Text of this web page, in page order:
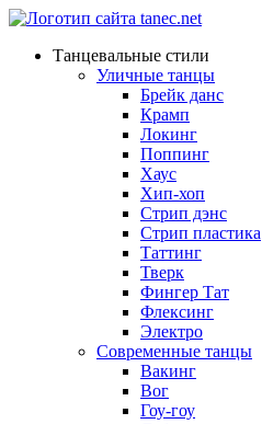
Танцевальные стили
Уличные танцы
Брейк данс
Крамп
Локинг
Поппинг
Хаус
Хип-хоп
Стрип дэнс
Стрип пластика
Таттинг
Тверк
Фингер Тат
Флексинг
Электро
Современные танцы
Вакинг
Вог
Гоу-гоу